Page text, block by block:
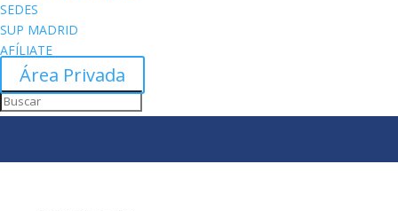
SEDES
SUP MADRID
AFÍLIATE
Área Privada